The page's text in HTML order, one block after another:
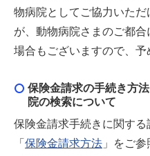
物病院としてご協力いた
が、動物病院さまのご都
場合もございますので、予
保険金請求の手続き方
院の検索について
保険金請求手続きに関す
「 保険金請求方法 」をご参